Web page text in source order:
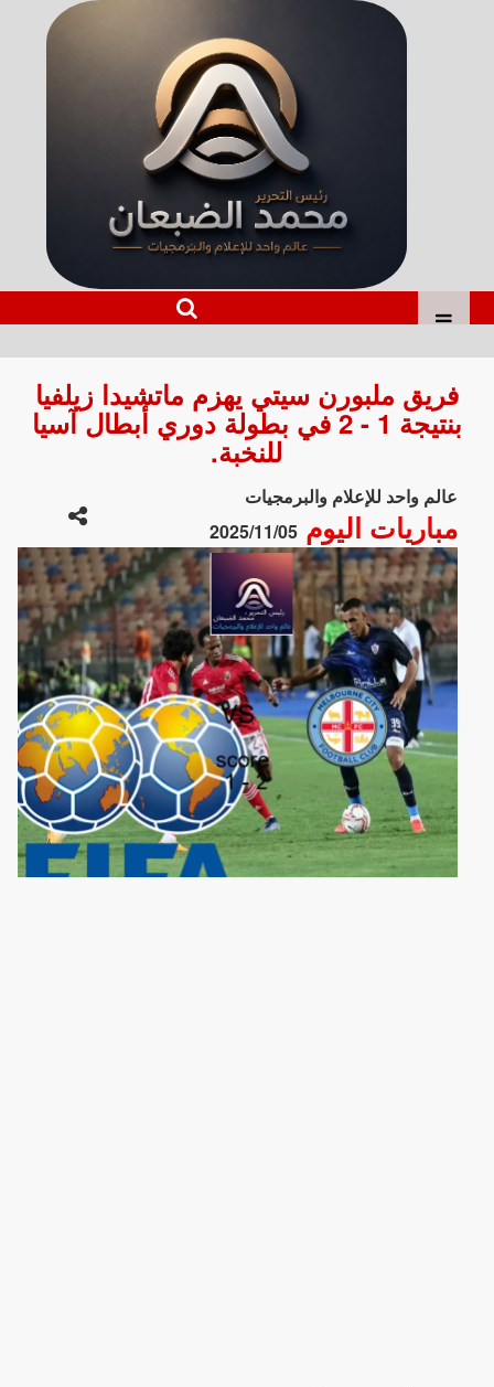
فريق ملبورن سيتي يهزم ماتشيدا زيلفيا
بنتيجة 1 - 2 في بطولة دوري أبطال آسيا
للنخبة.
عالم واحد للإعلام والبرمجيات
مباريات اليوم2025/11/05